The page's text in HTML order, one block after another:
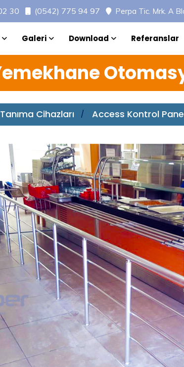
30 (0542) 775 94 97 Perpa Tic. Mrk. A
Galeri Download Referanslar
Cihazları Access Kontrol